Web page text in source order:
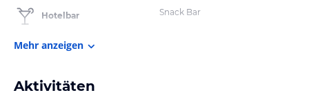
Hotelbar Snack Bar
Mehr anzeigen
Aktivitäten